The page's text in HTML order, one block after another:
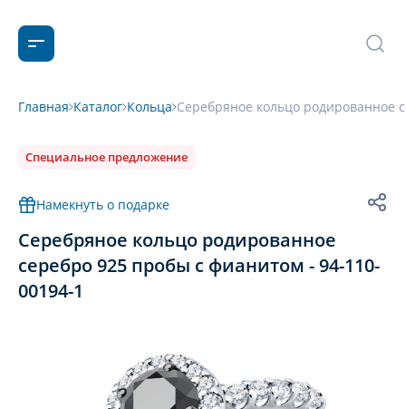
Главная Каталог Кольца Серебряное кольцо родированное
Специальное предложение
Намекнуть о подарке
Серебряное кольцо родированное
серебро 925 пробы с фианитом - 94-110-
00194-1